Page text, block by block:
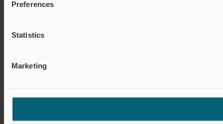
Preferences
Statistics
Marketing